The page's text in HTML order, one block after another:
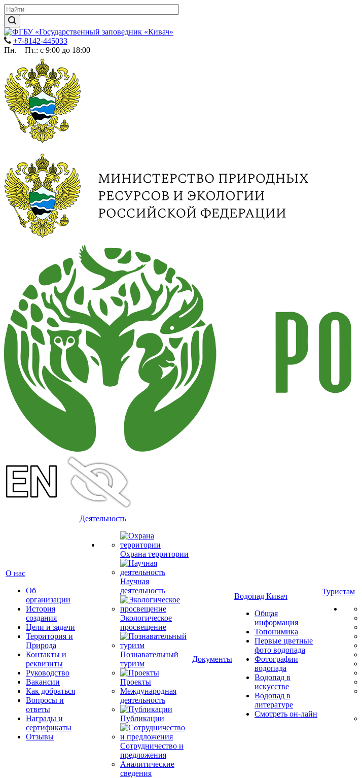
+7-8142-445033
Пн. – Пт.: с 9:00 до 18:00
О нас
Об
организации
История
создания
Цели и задачи
Территория и
Природа
Контакты и
реквизиты
Руководство
Вакансии
Как добраться
Вопросы и
ответы
Награды и
сертификаты
Отзывы
Деятельность
Охрана территории
Научная
деятельность
Экологическое
просвещение
Познавательный
туризм
Проекты
Международная
деятельность
Публикации
Сотрудничество и
предложения
Аналитические
сведения
Документы
Водопад Кивач
Общая
информация
Топонимика
Первые цветные
фото водопада
Фотографии
водопада
Водопад в
искусстве
Водопад в
литературе
Смотреть он-лайн
Туристам